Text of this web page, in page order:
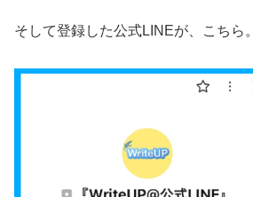
そして登録した公式LINEが、こちら。